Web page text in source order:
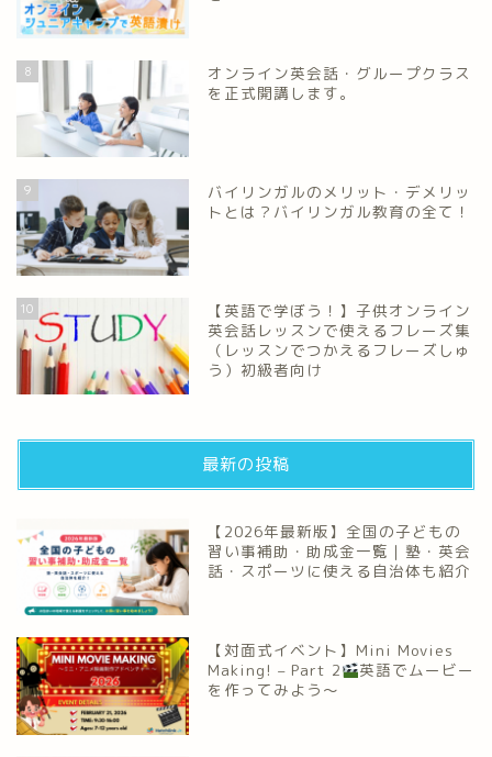
8
オンライン英会話・グループクラス
を正式開講します。
9
バイリンガルのメリット・デメリッ
トとは？バイリンガル教育の全て！
10
【英語で学ぼう！】子供オンライン
英会話レッスンで使えるフレーズ集
（レッスンでつかえるフレーズしゅ
う）初級者向け
最新の投稿
【2026年最新版】全国の子どもの
習い事補助・助成金一覧｜塾・英会
話・スポーツに使える自治体も紹介
【対面式イベント】Mini Movies
Making! – Part 2
英語でムービー
を作ってみよう～